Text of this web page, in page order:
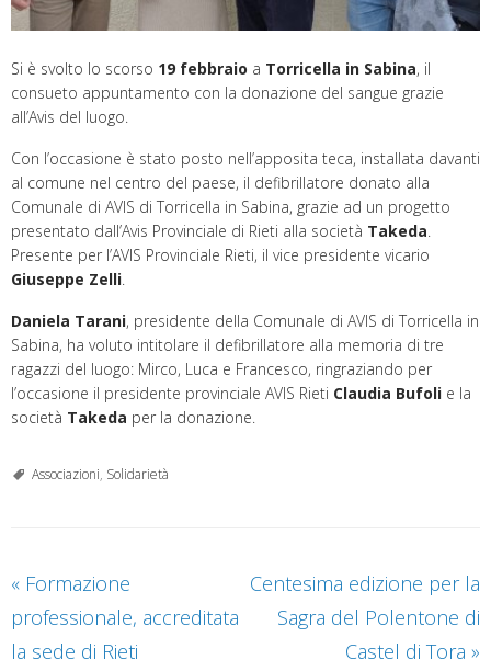
Si è svolto lo scorso 19 febbraio a Torricella in Sabina, il
consueto appuntamento con la donazione del sangue grazie
all’Avis del luogo.
Con l’occasione è stato posto nell’apposita teca, installata davanti
al comune nel centro del paese, il defibrillatore donato alla
Comunale di AVIS di Torricella in Sabina, grazie ad un progetto
presentato dall’Avis Provinciale di Rieti alla società Takeda.
Presente per l’AVIS Provinciale Rieti, il vice presidente vicario
Giuseppe Zelli.
Daniela Tarani, presidente della Comunale di AVIS di Torricella in
Sabina, ha voluto intitolare il defibrillatore alla memoria di tre
ragazzi del luogo: Mirco, Luca e Francesco, ringraziando per
l’occasione il presidente provinciale AVIS Rieti Claudia Bufoli e la
società Takeda per la donazione.
Associazioni, Solidarietà
« Formazione
professionale, accreditata
la sede di Rieti
Centesima edizione per la
Sagra del Polentone di
Castel di Tora »